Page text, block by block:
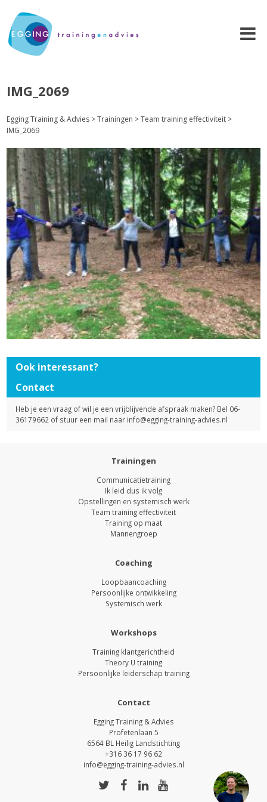
IMG_2069
Egging Training & Advies >Trainingen >Team training effectiviteit >
IMG_2069
Ook interessant?
Contact
Heb je een vraag of wil je een vrijblijvende afspraak maken? Bel 06-
36179662 of stuur een mail naar info@egging-training-advies.nl
Trainingen
Communicatietraining
Ik leid dus ik volg
Opstellingen en systemisch werk
Team training effectiviteit
Training op maat
Mannengroep
Coaching
Loopbaancoaching
Persoonlijke ontwikkeling
Systemisch werk
Workshops
Training klantgerichtheid
Theory U training
Persoonlijke leiderschap training
Contact
Egging Training & Advies
Profetenlaan 5
6564 BL Heilig Landstichting
+316 36 17 96 62
info@egging-training-advies.nl